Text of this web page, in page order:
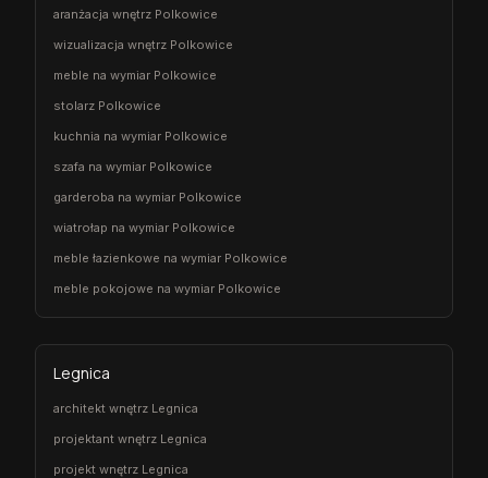
aranżacja wnętrz Polkowice
wizualizacja wnętrz Polkowice
meble na wymiar Polkowice
stolarz Polkowice
kuchnia na wymiar Polkowice
szafa na wymiar Polkowice
garderoba na wymiar Polkowice
wiatrołap na wymiar Polkowice
meble łazienkowe na wymiar Polkowice
meble pokojowe na wymiar Polkowice
Legnica
architekt wnętrz Legnica
projektant wnętrz Legnica
projekt wnętrz Legnica